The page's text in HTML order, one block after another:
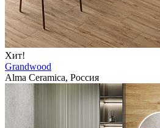
Хит!
Grandwood
Alma Ceramica, Россия